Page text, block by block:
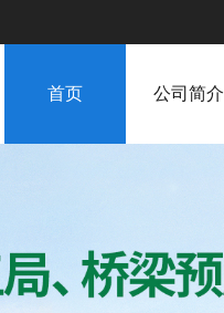
首页 公司简介